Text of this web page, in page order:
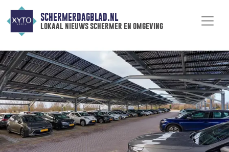
SCHERMERDAGBLAD.NL
lokaal nieuws schermer en omgeving